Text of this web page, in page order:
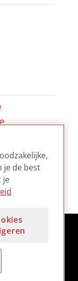
je de best
je